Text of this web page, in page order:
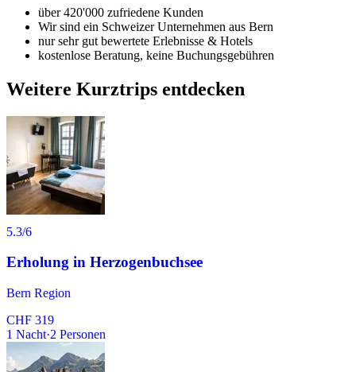
über 420'000 zufriedene Kunden
Wir sind ein Schweizer Unternehmen aus Bern
nur sehr gut bewertete Erlebnisse & Hotels
kostenlose Beratung, keine Buchungsgebühren
Weitere Kurztrips entdecken
5.3/6
Erholung in Herzogenbuchsee
Bern Region
CHF 319
1 Nacht·2 Personen